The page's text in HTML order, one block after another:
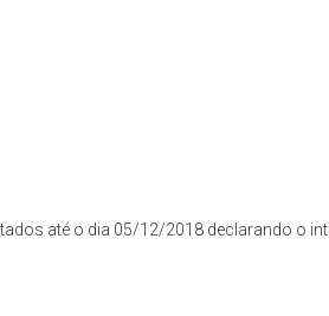
até o dia 05/12/2018 declarando o